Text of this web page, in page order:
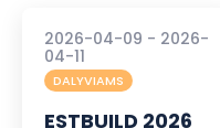
2026-04-09 - 2026-
04-11
DALYVIAMS
ESTBUILD 2026